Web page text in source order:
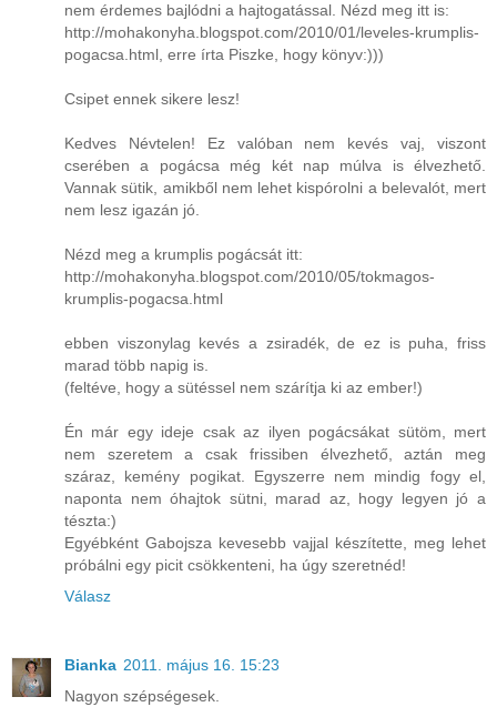
nem érdemes bajlódni a hajtogatással. Nézd meg itt is:
http://mohakonyha.blogspot.com/2010/01/leveles-krumplis-
pogacsa.html, erre írta Piszke, hogy könyv:)))
Csipet ennek sikere lesz!
Kedves Névtelen! Ez valóban nem kevés vaj, viszont
cserében a pogácsa még két nap múlva is élvezhető.
Vannak sütik, amikből nem lehet kispórolni a belevalót, mert
nem lesz igazán jó.
Nézd meg a krumplis pogácsát itt:
http://mohakonyha.blogspot.com/2010/05/tokmagos-
krumplis-pogacsa.html
ebben viszonylag kevés a zsiradék, de ez is puha, friss
marad több napig is.
(feltéve, hogy a sütéssel nem szárítja ki az ember!)
Én már egy ideje csak az ilyen pogácsákat sütöm, mert
nem szeretem a csak frissiben élvezhető, aztán meg
száraz, kemény pogikat. Egyszerre nem mindig fogy el,
naponta nem óhajtok sütni, marad az, hogy legyen jó a
tészta:)
Egyébként Gabojsza kevesebb vajjal készítette, meg lehet
próbálni egy picit csökkenteni, ha úgy szeretnéd!
Válasz
Bianka 2011. május 16. 15:23
Nagyon szépségesek.